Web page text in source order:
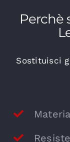
Perchè
Sostituisci